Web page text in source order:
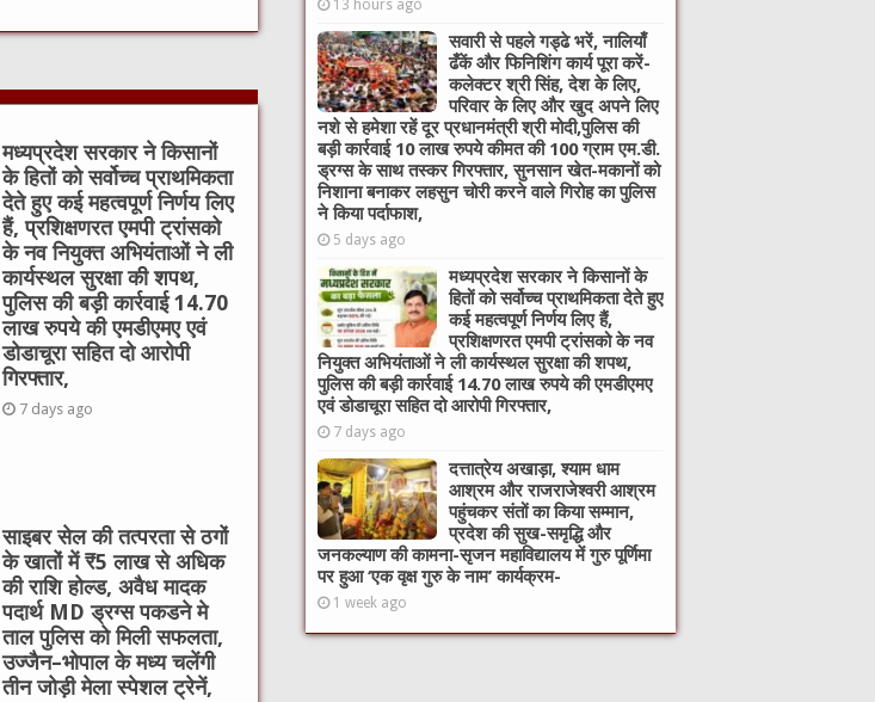
मध्यप्रदेश सरकार ने किसानों
के हितों को सर्वोच्च प्राथमिकता
देते हुए कई महत्वपूर्ण निर्णय लिए
हैं, प्रशिक्षणरत एमपी ट्रांसको
के नव नियुक्त अभियंताओं ने ली
कार्यस्थल सुरक्षा की शपथ,
पुलिस की बड़ी कार्रवाई 14.70
लाख रुपये की एमडीएमए एवं
डोडाचूरा सहित दो आरोपी
गिरफ्तार,
7 days ago
साइबर सेल की तत्परता से ठगों
के खातों में ₹5 लाख से अधिक
की राशि होल्ड, अवैध मादक
पदार्थ MD ड्रग्स पकडने मे
ताल पुलिस को मिली सफलता,
उज्जैन–भोपाल के मध्य चलेंगी
तीन जोड़ी मेला स्पेशल ट्रेनें,
13 hours ago
सवारी से पहले गड्ढे भरें, नालियाँ
ढँकें और फिनिशिंग कार्य पूरा करें-
कलेक्टर श्री सिंह, देश के लिए,
परिवार के लिए और खुद अपने लिए
नशे से हमेशा रहें दूर प्रधानमंत्री श्री मोदी,पुलिस की
बड़ी कार्रवाई 10 लाख रुपये कीमत की 100 ग्राम एम.डी.
ड्रग्स के साथ तस्कर गिरफ्तार, सुनसान खेत-मकानों को
निशाना बनाकर लहसुन चोरी करने वाले गिरोह का पुलिस
ने किया पर्दाफाश,
5 days ago
मध्यप्रदेश सरकार ने किसानों के
हितों को सर्वोच्च प्राथमिकता देते हुए
कई महत्वपूर्ण निर्णय लिए हैं,
प्रशिक्षणरत एमपी ट्रांसको के नव
नियुक्त अभियंताओं ने ली कार्यस्थल सुरक्षा की शपथ,
पुलिस की बड़ी कार्रवाई 14.70 लाख रुपये की एमडीएमए
एवं डोडाचूरा सहित दो आरोपी गिरफ्तार,
7 days ago
दत्तात्रेय अखाड़ा, श्याम धाम
आश्रम और राजराजेश्वरी आश्रम
पहुंचकर संतों का किया सम्मान,
प्रदेश की सुख-समृद्धि और
जनकल्याण की कामना-सृजन महाविद्यालय में गुरु पूर्णिमा
पर हुआ ‘एक वृक्ष गुरु के नाम’ कार्यक्रम-
1 week ago